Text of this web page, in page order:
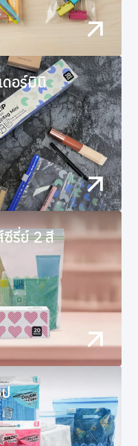
ดอร์มินิ
ซีรี่ย์ 2 สี